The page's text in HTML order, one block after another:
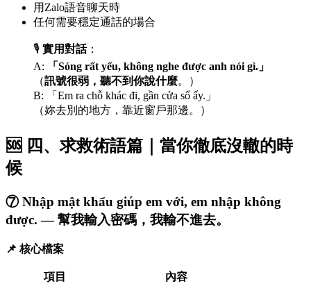
用Zalo語音聊天時
任何需要穩定通話的場合
🎙️ 實用對話：
A:
「Sóng rất yếu, không nghe được anh nói gì.」
（訊號很弱，聽不到你說什麼。）
B: 「Em ra chỗ khác đi, gần cửa sổ ấy.」
（妳去別的地方，靠近窗戶那邊。）
🆘 四、求救術語篇｜當你徹底沒轍的時
候
⑦ Nhập mật khẩu giúp em với, em nhập không
được. — 幫我輸入密碼，我輸不進去。
📌 核心檔案
項目
內容